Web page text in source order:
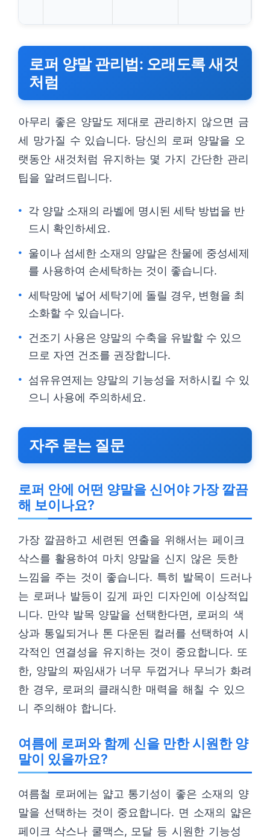
로퍼 양말 관리법: 오래도록 새것
처럼
아무리 좋은 양말도 제대로 관리하지 않으면 금
세 망가질 수 있습니다. 당신의 로퍼 양말을 오
랫동안 새것처럼 유지하는 몇 가지 간단한 관리
팁을 알려드립니다.
각 양말 소재의 라벨에 명시된 세탁 방법을 반
드시 확인하세요.
울이나 섬세한 소재의 양말은 찬물에 중성세제
를 사용하여 손세탁하는 것이 좋습니다.
세탁망에 넣어 세탁기에 돌릴 경우, 변형을 최
소화할 수 있습니다.
건조기 사용은 양말의 수축을 유발할 수 있으
므로 자연 건조를 권장합니다.
섬유유연제는 양말의 기능성을 저하시킬 수 있
으니 사용에 주의하세요.
자주 묻는 질문
로퍼 안에 어떤 양말을 신어야 가장 깔끔
해 보이나요?
가장 깔끔하고 세련된 연출을 위해서는 페이크
삭스를 활용하여 마치 양말을 신지 않은 듯한
느낌을 주는 것이 좋습니다. 특히 발목이 드러나
는 로퍼나 발등이 깊게 파인 디자인에 이상적입
니다. 만약 발목 양말을 선택한다면, 로퍼의 색
상과 통일되거나 톤 다운된 컬러를 선택하여 시
각적인 연결성을 유지하는 것이 중요합니다. 또
한, 양말의 짜임새가 너무 두껍거나 무늬가 화려
한 경우, 로퍼의 클래식한 매력을 해칠 수 있으
니 주의해야 합니다.
여름에 로퍼와 함께 신을 만한 시원한 양
말이 있을까요?
여름철 로퍼에는 얇고 통기성이 좋은 소재의 양
말을 선택하는 것이 중요합니다. 면 소재의 얇은
페이크 삭스나 쿨맥스, 모달 등 시원한 기능성